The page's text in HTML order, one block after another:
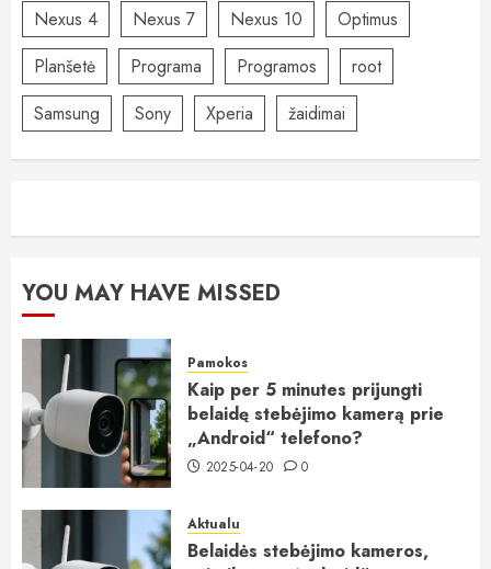
Nexus 4
Nexus 7 Nexus 10
Optimus
Planšetė
Programa Programos
root
Samsung
Sony Xperia žaidimai
YOU MAY HAVE MISSED
Pamokos
Kaip per 5 minutes prijungti
belaidę stebėjimo kamerą prie
„Android“ telefono?
2025-04-20 0
Aktualu
Belaidės stebėjimo kameros,